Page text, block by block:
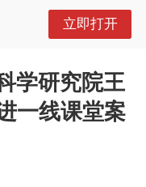
立即打开
学研究院王
一线课堂案